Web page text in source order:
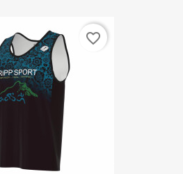
favorite_border